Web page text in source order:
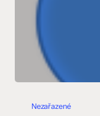
informace
Nezařazené